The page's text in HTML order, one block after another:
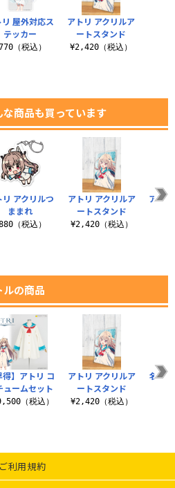
リ 屋外対応ス
テッカー
（税込）
アトリ アクリルア
ートスタンド
¥2,420（税込）
商品も買っています
リ アクリルつ
ままれ
（税込）
アトリ アクリルア
ートスタンド
¥2,420（税込）
アト
ルの商品
得】アトリ コ
ュームセット
（税込）
アトリ アクリルア
ートスタンド
¥2,420（税込）
名波
ご利用規約